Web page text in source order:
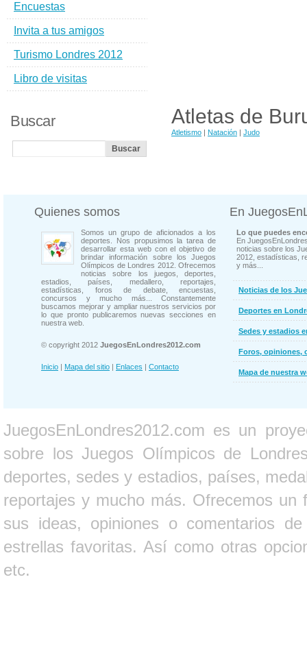
Atletas de
Atletismo | Natación | Judo
Encuestas
Invita a tus amigos
Turismo Londres 2012
Libro de visitas
Buscar
Quienes somos
Somos un grupo de aficionados a los
deportes. Nos propusimos la tarea de
desarrollar esta web con el objetivo de
brindar información sobre los Juegos
Olímpicos de Londres 2012. Ofrecemos
noticias sobre los juegos, deportes,
estadios, países, medallero, reportajes,
estadísticas, foros de debate, encuestas,
concursos y mucho más... Constantemente
buscamos mejorar y ampliar nuestros servicios por
lo que pronto publicaremos nuevas secciones en
nuestra web.
© copyright 2012 JuegosEnLondres2012.com
Inicio | Mapa del sitio | Enlaces | Contacto
En
Lo que puedes
En
noticias sobre los
2012, estadísticas,
y más...
Noticias de los
Deportes en
Sedes y estadios
Foros, opiniones,
Mapa de nuestra
JuegosEnLondres2012.com es un
sobre los Juegos Olímpicos de
deportes, sedes y estadios, países,
reportajes y mucho más. Ofrecemos un
sus ideas, opiniones o comentarios
estrellas favoritas. Así como otras
etc.